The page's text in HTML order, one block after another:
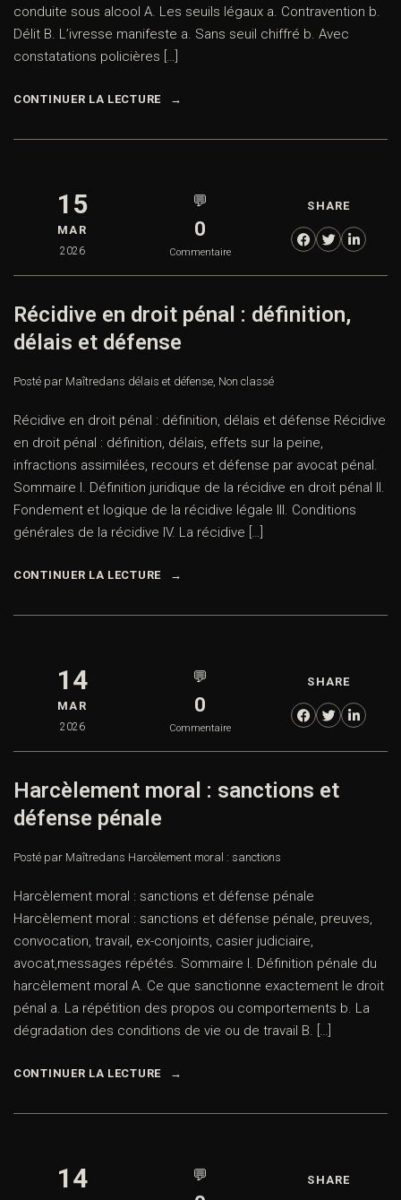
conduite sous alcool A. Les seuils légaux a. Contravention b.
Délit B. L’ivresse manifeste a. Sans seuil chiffré b. Avec
constatations policières […]
CONTINUER LA LECTURE
15
MAR
2026
💬
0
Commentaire
SHARE
Récidive en droit pénal : définition,
délais et défense
Posté par Maîtredans délais et défense, Non classé
Récidive en droit pénal : définition, délais et défense Récidive
en droit pénal : définition, délais, effets sur la peine,
infractions assimilées, recours et défense par avocat pénal.
Sommaire I. Définition juridique de la récidive en droit pénal II.
Fondement et logique de la récidive légale III. Conditions
générales de la récidive IV. La récidive […]
CONTINUER LA LECTURE
14
MAR
2026
💬
0
Commentaire
SHARE
Harcèlement moral : sanctions et
défense pénale
Posté par Maîtredans Harcèlement moral : sanctions
Harcèlement moral : sanctions et défense pénale
Harcèlement moral : sanctions et défense pénale, preuves,
convocation, travail, ex-conjoints, casier judiciaire,
avocat,messages répétés. Sommaire I. Définition pénale du
harcèlement moral A. Ce que sanctionne exactement le droit
pénal a. La répétition des propos ou comportements b. La
dégradation des conditions de vie ou de travail B. […]
CONTINUER LA LECTURE
14 💬 SHARE